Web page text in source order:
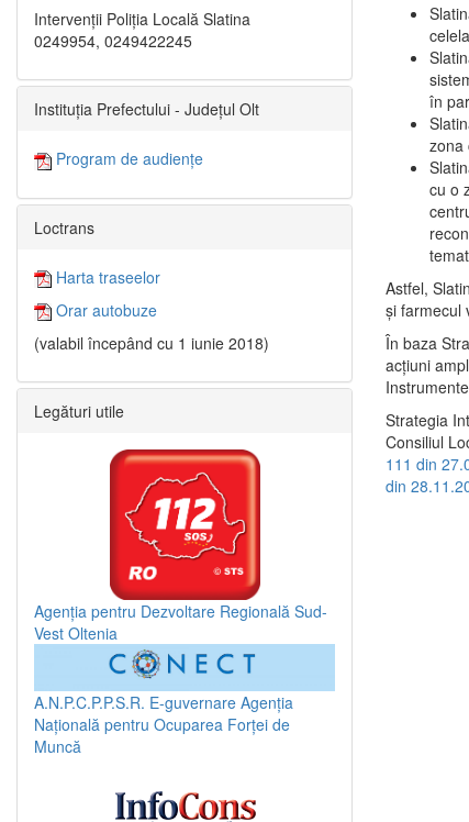
în
zona
cu o
Astfel,
şi farmecul
În baza
acţiuni
Strategia
Consiliul
111 din
din
Intervenții Poliția Locală Slatina
0249954, 0249422245
Instituția Prefectului - Județul Olt
Program de audiențe
Loctrans
Harta traseelor
Orar autobuze
(valabil începând cu 1 iunie 2018)
Legături utile
Agenția pentru Dezvoltare Regională Sud-
Vest Oltenia
A.N.P.C.P.P.S.R. E-guvernare Agenția
Națională pentru Ocuparea Forței de
Muncă